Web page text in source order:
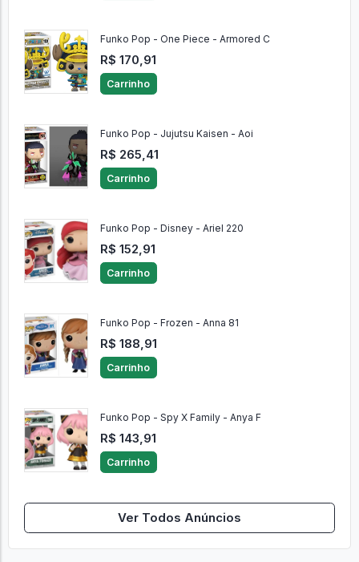
Funko Pop - One Piece - Armored C
R$ 170,91
Carrinho
Funko Pop - Jujutsu Kaisen - Aoi
R$ 265,41
Carrinho
Funko Pop - Disney - Ariel 220
R$ 152,91
Carrinho
Funko Pop - Frozen - Anna 81
R$ 188,91
Carrinho
Funko Pop - Spy X Family - Anya F
R$ 143,91
Carrinho
Ver Todos Anúncios